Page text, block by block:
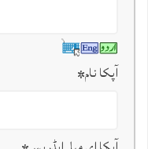
آپکا نام*